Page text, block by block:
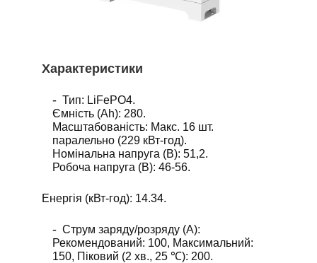
Характеристики
Тип: LiFePO4.
Ємність (Ah): 280.
Масштабованість: Макс. 16 шт.
паралельно (229 кВт-год).
Номінальна напруга (В): 51,2.
Робоча напруга (В): 46-56.
Енергія (кВт-год): 14.34.
Струм заряду/розряду (A):
Рекомендований: 100, Максимальний:
150, Піковий (2 хв., 25 ℃): 200.